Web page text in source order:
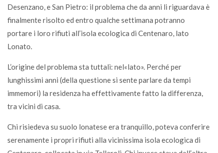
Desenzano, e San Pietro: il problema che da anni li riguardava è
finalmente risolto ed entro qualche settimana potranno
portare i loro rifiuti all’isola ecologica di Centenaro, lato
Lonato.
L’origine del problema sta tuttalì: nel«lato». Perché per
lunghissimi anni (della questione si sente parlare da tempi
immemori) la residenza ha effettivamente fatto la differenza,
tra vicini di casa.
Chi risiedeva su suolo lonatese era tranquillo, poteva conferire
serenamente i propri rifiuti alla vicinissima isola ecologica di